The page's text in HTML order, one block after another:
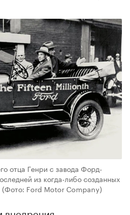
отца Генри с завода Форд-
из когда-либо созданных
(Фото: Ford Motor Company)